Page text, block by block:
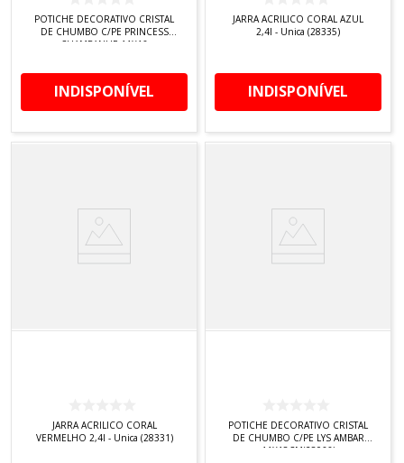
POTICHE DECORATIVO CRISTAL
DE CHUMBO C/PE PRINCESS
CHAMPANHE 11X16
INDISPONÍVEL
JARRA ACRILICO CORAL AZUL
2,4l - Unica (28335)
INDISPONÍVEL
JARRA ACRILICO CORAL
VERMELHO 2,4l - Unica (28331)
POTICHE DECORATIVO CRISTAL
DE CHUMBO C/PE LYS AMBAR
11X18CM(28066)